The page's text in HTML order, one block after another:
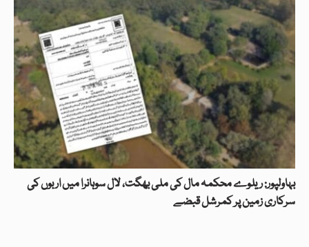
بہاولپور: ریلوے محکمہ مال کی ملی بھگت، لال سوہانرا میں اربوں کی
سرکاری زمین پر کمرشل قبضے